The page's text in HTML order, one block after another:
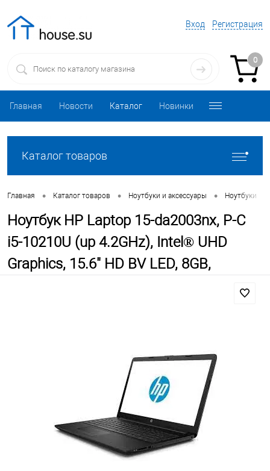
Вход Регистрация
0
Главная Новости Каталог Новинки
Каталог товаров
Главная • Каталог товаров • Ноутбуки и аксессуары • Ноутбуки
Ноутбук HP Laptop 15-da2003nx, P-C
i5-10210U (up 4.2GHz), Intel® UHD
Graphics, 15.6" HD BV LED, 8GB,